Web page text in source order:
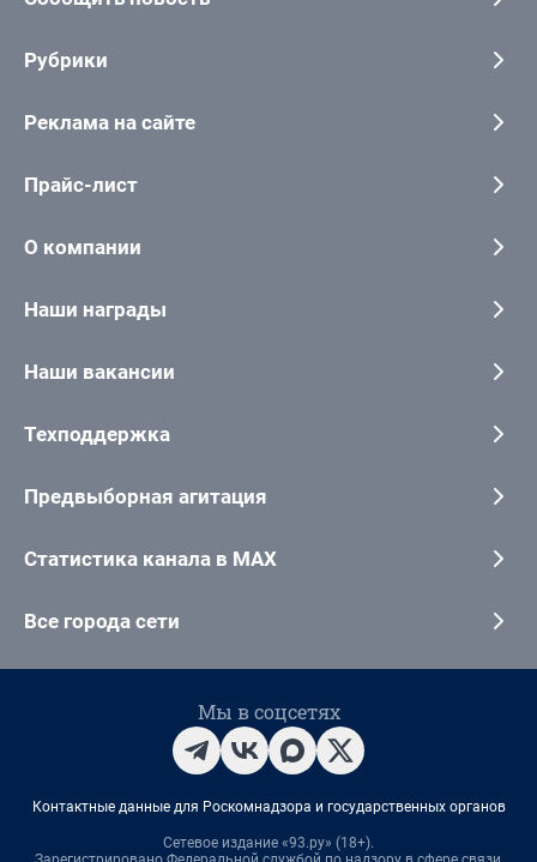
Рубрики
Реклама на сайте
Прайс-лист
О компании
Наши награды
Наши вакансии
Техподдержка
Предвыборная агитация
Статистика канала в MAX
Все города сети
Мы в соцсетях
Контактные данные для Роскомнадзора и государственных органов
Сетевое издание «93.ру» (18+).